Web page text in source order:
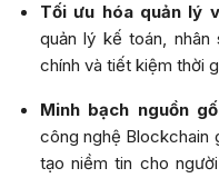
Tối ưu hóa quản lý
quản lý kế toán,
chính và tiết kiệm thời
Minh bạch nguồn
công nghệ Blockchain
tạo niềm tin cho